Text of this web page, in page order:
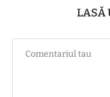
LASĂ